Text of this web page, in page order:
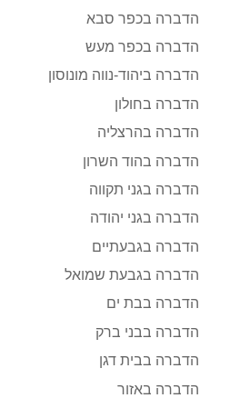
הדברה בכפר סבא
הדברה בכפר מעש
הדברה ביהוד-נווה מונוסון
הדברה בחולון
הדברה בהרצליה
הדברה בהוד השרון
הדברה בגני תקווה
הדברה בגני יהודה
הדברה בגבעתיים
הדברה בגבעת שמואל
הדברה בבת ים
הדברה בבני ברק
הדברה בבית דגן
הדברה באזור